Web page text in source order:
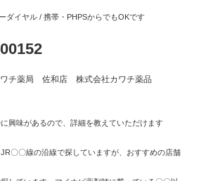
ダイヤル / 携帯・PHPSからでもOKです
チ薬局 佐和店 株式会社カワチ薬品
に興味があるので、詳細を教えていただけます
JR〇〇線の沿線で探していますが、おすすめの店舗